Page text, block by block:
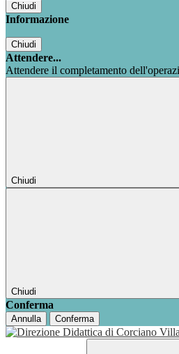
Chiudi
Informazione
Chiudi
Attendere...
Attendere il completamento
Chiudi
Chiudi
Conferma
Annulla Conferma